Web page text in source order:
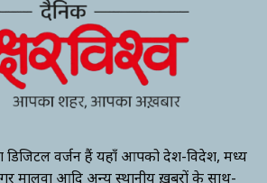
डिजिटल वर्जन हैं यहाँ आपको देश-विदेश, मध्य
मालवा आदि अन्य स्थानीय ख़बरों के साथ-